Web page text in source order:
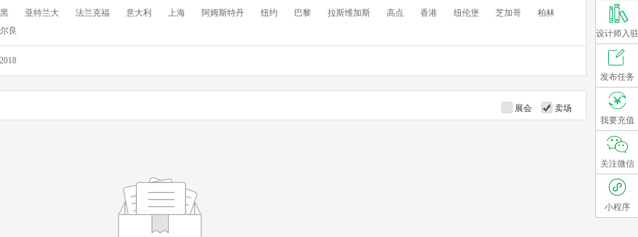
亚特兰大 法兰克福 意大利 上海 阿姆斯特丹 纽约 巴黎 拉斯维加斯 高点 香港 纽伦堡 芝加哥
柏林
良
2018
展会 卖场
设计师入驻
发布任务
我要充值
关注微信
小程序